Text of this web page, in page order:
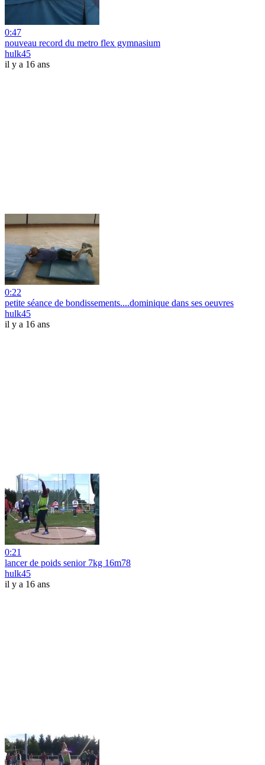
0:47
nouveau record du metro flex gymnasium
hulk45
il y a 16 ans
0:22
petite séance de bondissements....dominique dans ses oeuvres
hulk45
il y a 16 ans
0:21
lancer de poids senior 7kg 16m78
hulk45
il y a 16 ans